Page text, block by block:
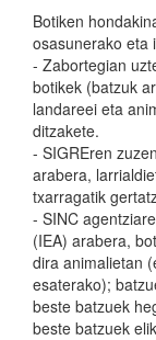
Botiken
osasunerako eta
- Zabortegian
botikek (batzuk
landareei eta
ditzakete.
- SIGREren
arabera,
txarragatik
- SINC
(IEA) arabera,
dira animalietan
esaterako);
beste batzuek
beste batzuek